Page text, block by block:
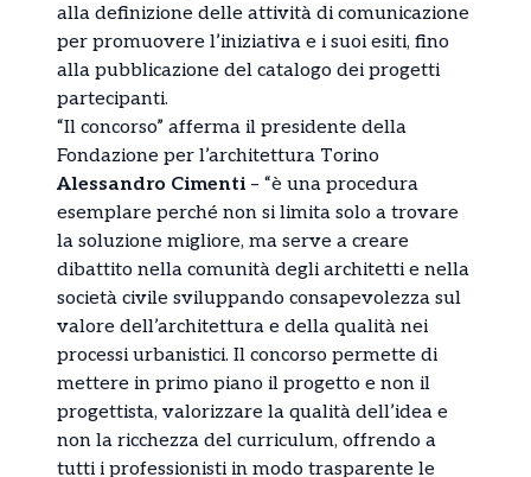
alla definizione delle attività di comunicazione
per promuovere l’iniziativa e i suoi esiti, fino
alla pubblicazione del catalogo dei progetti
partecipanti.
“Il concorso” afferma il presidente della
Fondazione per l’architettura Torino
Alessandro Cimenti – “è una procedura
esemplare perché non si limita solo a trovare
la soluzione migliore, ma serve a creare
dibattito nella comunità degli architetti e nella
società civile sviluppando consapevolezza sul
valore dell’architettura e della qualità nei
processi urbanistici. Il concorso permette di
mettere in primo piano il progetto e non il
progettista, valorizzare la qualità dell’idea e
non la ricchezza del curriculum, offrendo a
tutti i professionisti in modo trasparente le